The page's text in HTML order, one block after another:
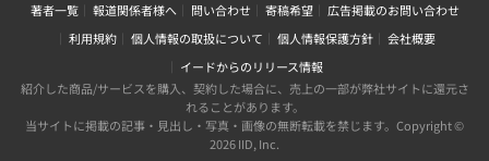
著者一覧 報道関係者様へ 問い合わせ 寄稿希望
広告掲載のお問い合わせ
利用規約
個人情報の取扱について 個人情報保護方針
会社概要
イードからのリリース情報
紹介した商品/サービスを購入、契約した場合に、売上の一部が弊社サイトに還元さ
れることがあります。
当サイトに掲載の記事・見出し・写真・画像の無断転載を禁じます。Copyright ©
2026 IID, Inc.